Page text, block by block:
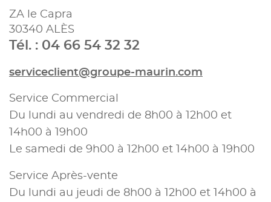
ZA le Capra
30340 ALÈS
Tél. : 04 66 54 32 32
serviceclient@groupe-maurin.com
Service Commercial
Du lundi au vendredi de 8h00 à 12h00 et
14h00 à 19h00
Le samedi de 9h00 à 12h00 et 14h00 à 19h00
Service Après-vente
Du lundi au jeudi de 8h00 à 12h00 et 14h00 à